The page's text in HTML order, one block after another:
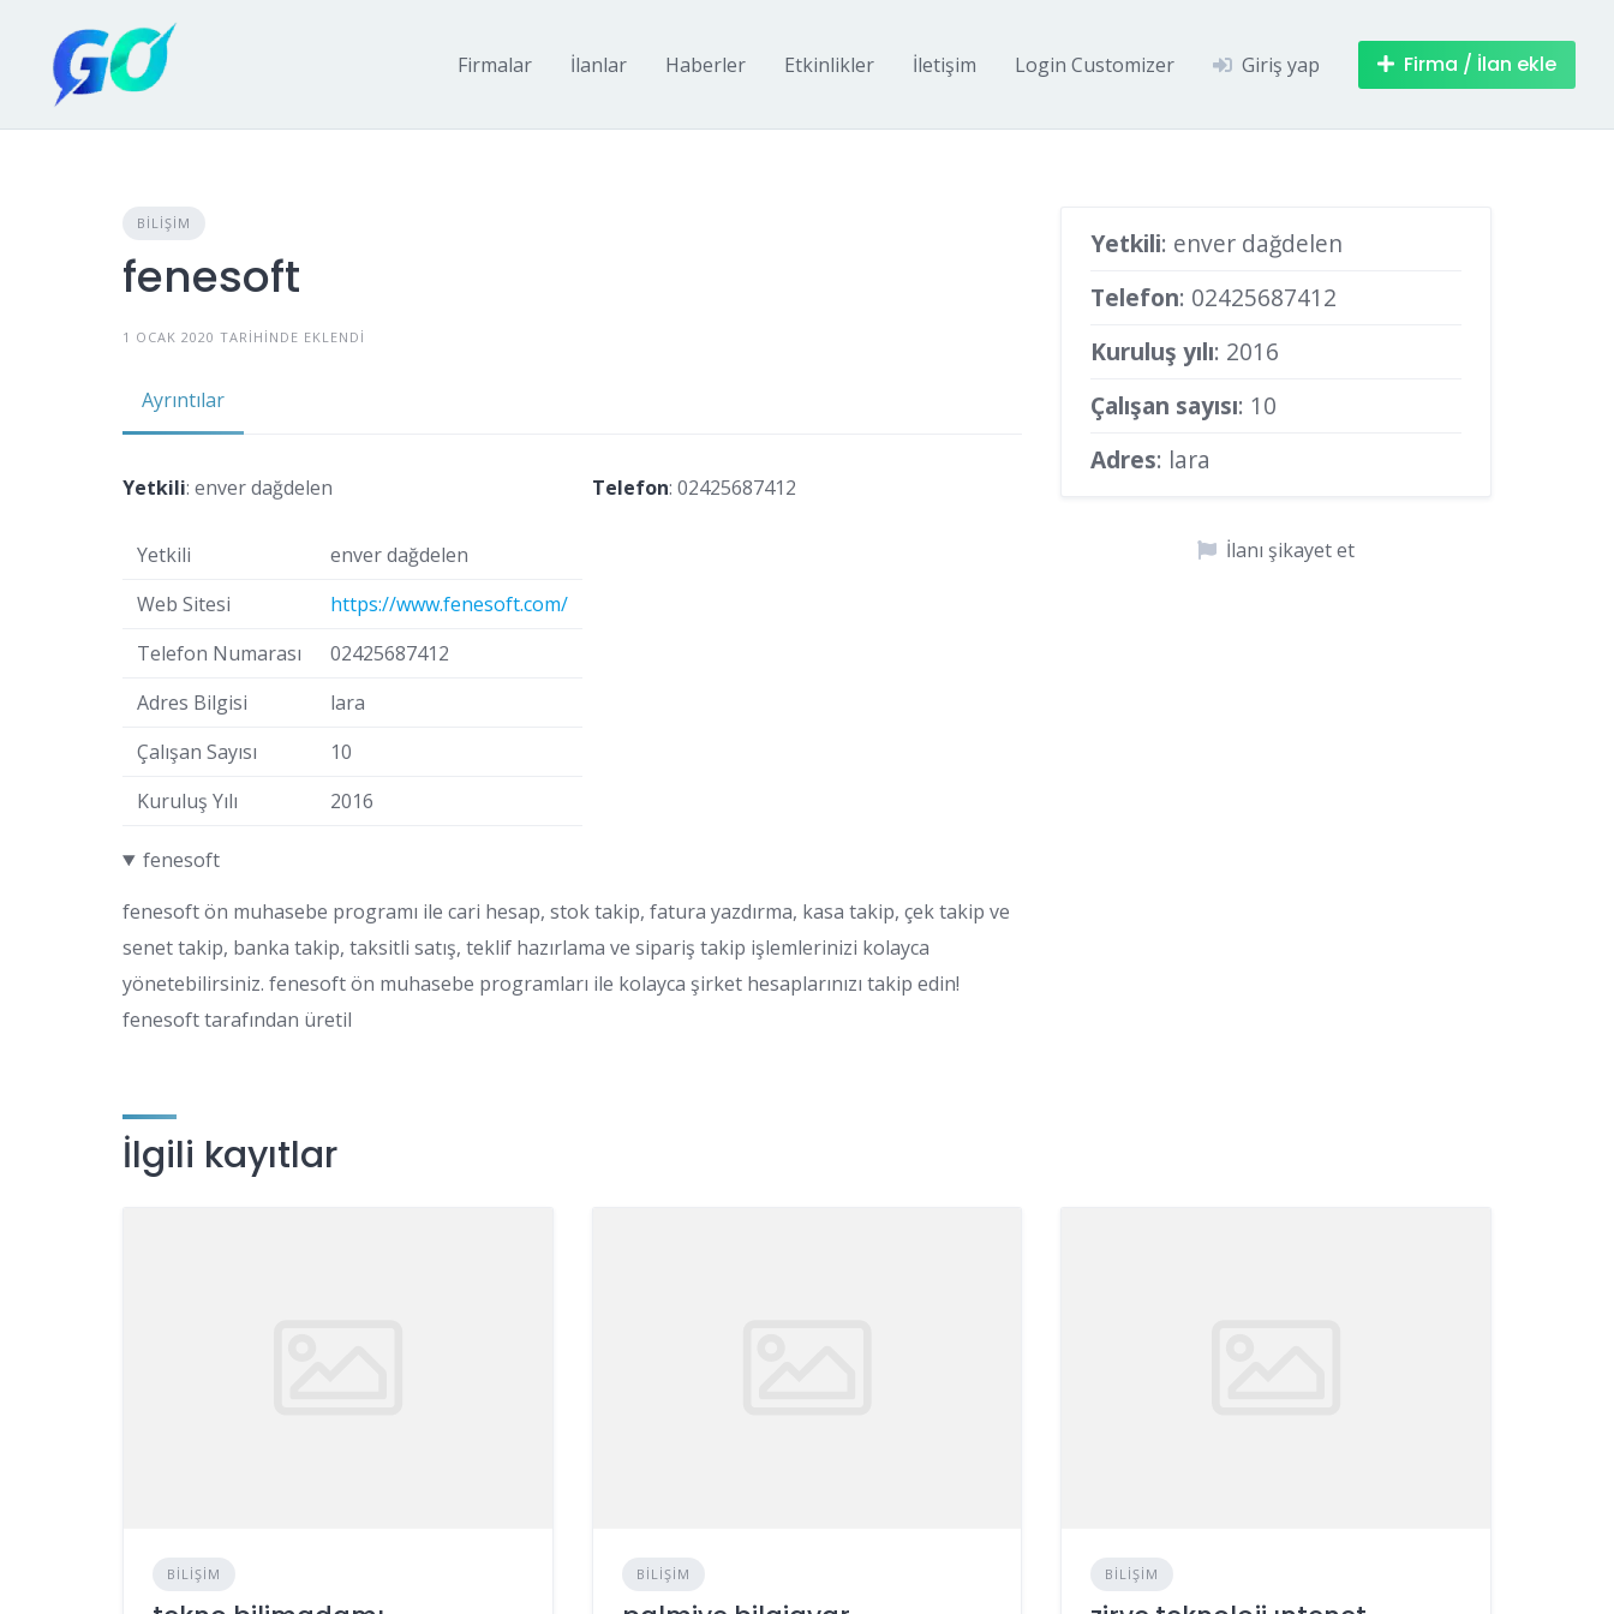
Firmalar İlanlar Haberler Etkinlikler İletişim Login Customizer Giriş yap Firma / İlan ekle
BILIŞIM
fenesoft
1 OCAK 2020 TARIHINDE EKLENDI
Ayrıntılar
Yetkili: enver dağdelen Telefon: 02425687412
Yetkili
enver dağdelen
Web Sitesi
https://www.fenesoft.com/
Telefon Numarası
02425687412
Adres Bilgisi
lara
Çalışan Sayısı
10
Kuruluş Yılı
2016
fenesoft
fenesoft ön muhasebe programı ile cari hesap, stok takip, fatura yazdırma, kasa takip, çek takip ve
senet takip, banka takip, taksitli satış, teklif hazırlama ve sipariş takip işlemlerinizi kolayca
yönetebilirsiniz. fenesoft ön muhasebe programları ile kolayca şirket hesaplarınızı takip edin!
fenesoft tarafından üretil
Yetkili: enver dağdelen
Telefon: 02425687412
Kuruluş yılı: 2016
Çalışan sayısı: 10
Adres: lara
İlanı şikayet et
İlgili kayıtlar
BILIŞIM BILIŞIM BILIŞIM